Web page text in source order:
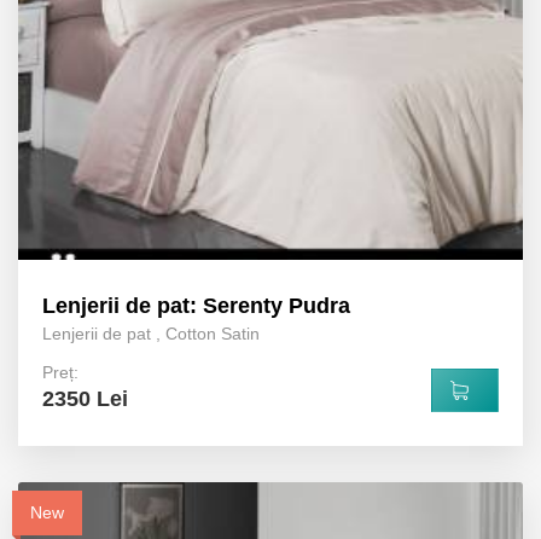
Lenjerii de pat: Serenty Pudra
Lenjerii de pat , Cotton Satin
Preț:
2350 Lei
New